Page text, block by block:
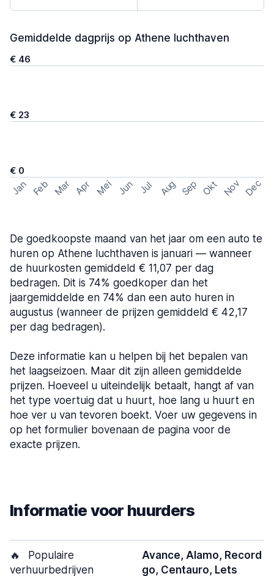
Gemiddelde dagprijs op Athene luchthaven
€ 46
€ 23
€ 0
Jan Feb Mar Apr Mei Jun Jul Aug Sep Okt Nov Dec
De goedkoopste maand van het jaar om een auto te
huren op Athene luchthaven is januari — wanneer
de huurkosten gemiddeld € 11,07 per dag
bedragen. Dit is 74% goedkoper dan het
jaargemiddelde en 74% dan een auto huren in
augustus (wanneer de prijzen gemiddeld € 42,17
per dag bedragen).
Deze informatie kan u helpen bij het bepalen van
het laagseizoen. Maar dit zijn alleen gemiddelde
prijzen. Hoeveel u uiteindelijk betaalt, hangt af van
het type voertuig dat u huurt, hoe lang u huurt en
hoe ver u van tevoren boekt. Voer uw gegevens in
op het formulier bovenaan de pagina voor de
exacte prijzen.
Informatie voor huurders
🔥
Populaire
verhuurbedrijven
Avance, Alamo, Record
go, Centauro, Lets